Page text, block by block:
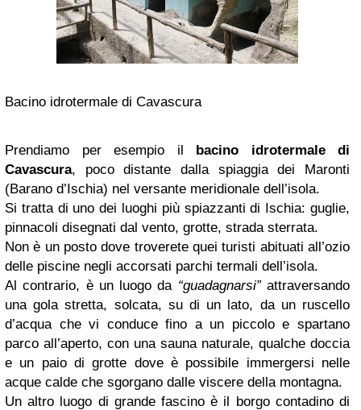
Bacino idrotermale di Cavascura
Prendiamo per esempio il bacino idrotermale di
Cavascura, poco distante dalla spiaggia dei Maronti
(Barano d’Ischia) nel versante meridionale dell’isola.
Si tratta di uno dei luoghi più spiazzanti di Ischia: guglie,
pinnacoli disegnati dal vento, grotte, strada sterrata.
Non è un posto dove troverete quei turisti abituati all’ozio
delle piscine negli accorsati parchi termali dell’isola.
Al contrario, è un luogo da “guadagnarsi”attraversando
una gola stretta, solcata, su di un lato, da un ruscello
d’acqua che vi conduce fino a un piccolo e spartano
parco all’aperto, con una sauna naturale, qualche doccia
e un paio di grotte dove è possibile immergersi nelle
acque calde che sgorgano dalle viscere della montagna.
Un altro luogo di grande fascino è il borgo contadino di